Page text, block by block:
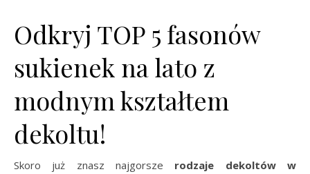
Odkryj TOP 5 fasonów
sukienek na lato z
modnym kształtem
dekoltu!
Skoro już znasz najgorsze rodzaje dekoltów w